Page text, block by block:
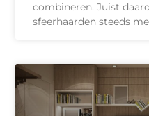
combineren. Juist
sfeerhaarden steeds